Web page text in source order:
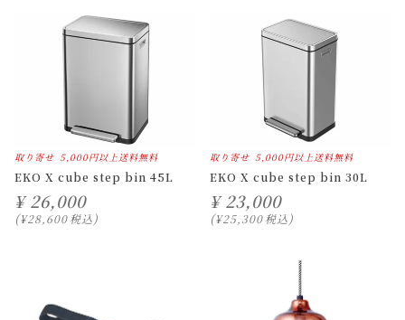
取り寄せ 5,000円以上送料無料
EKO X cube step bin 45L
¥ 26,000
¥28,600税込
取り寄せ 5,000円以上送料無料
EKO X cube step bin 30L
¥ 23,000
¥25,300税込